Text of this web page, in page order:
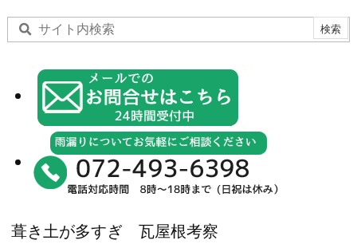

葺き土が多すぎ 瓦屋根考察